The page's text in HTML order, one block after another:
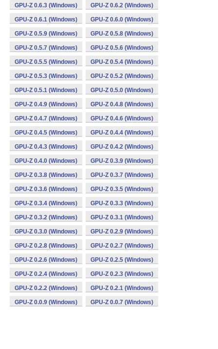
GPU-Z 0.6.3 (Windows) GPU-Z 0.6.2 (Windows)
GPU-Z 0.6.1 (Windows) GPU-Z 0.6.0 (Windows)
GPU-Z 0.5.9 (Windows) GPU-Z 0.5.8 (Windows)
GPU-Z 0.5.7 (Windows) GPU-Z 0.5.6 (Windows)
GPU-Z 0.5.5 (Windows) GPU-Z 0.5.4 (Windows)
GPU-Z 0.5.3 (Windows) GPU-Z 0.5.2 (Windows)
GPU-Z 0.5.1 (Windows) GPU-Z 0.5.0 (Windows)
GPU-Z 0.4.9 (Windows) GPU-Z 0.4.8 (Windows)
GPU-Z 0.4.7 (Windows) GPU-Z 0.4.6 (Windows)
GPU-Z 0.4.5 (Windows) GPU-Z 0.4.4 (Windows)
GPU-Z 0.4.3 (Windows) GPU-Z 0.4.2 (Windows)
GPU-Z 0.4.0 (Windows) GPU-Z 0.3.9 (Windows)
GPU-Z 0.3.8 (Windows) GPU-Z 0.3.7 (Windows)
GPU-Z 0.3.6 (Windows) GPU-Z 0.3.5 (Windows)
GPU-Z 0.3.4 (Windows) GPU-Z 0.3.3 (Windows)
GPU-Z 0.3.2 (Windows) GPU-Z 0.3.1 (Windows)
GPU-Z 0.3.0 (Windows) GPU-Z 0.2.9 (Windows)
GPU-Z 0.2.8 (Windows) GPU-Z 0.2.7 (Windows)
GPU-Z 0.2.6 (Windows) GPU-Z 0.2.5 (Windows)
GPU-Z 0.2.4 (Windows) GPU-Z 0.2.3 (Windows)
GPU-Z 0.2.2 (Windows) GPU-Z 0.2.1 (Windows)
GPU-Z 0.0.9 (Windows) GPU-Z 0.0.7 (Windows)